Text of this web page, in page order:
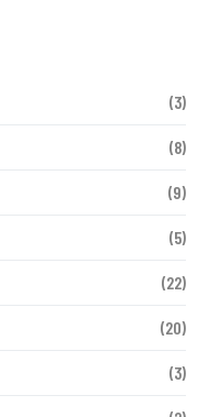
(3)
(8)
(9)
(5)
(22)
(20)
(3)